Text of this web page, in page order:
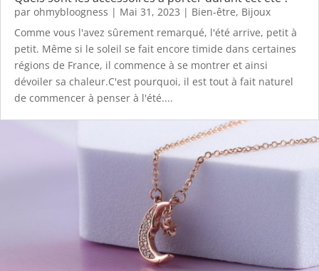
par ohmybloogness | Mai 31, 2023 | Bien-être, Bijoux
Comme vous l'avez sûrement remarqué, l'été arrive, petit à
petit. Même si le soleil se fait encore timide dans certaines
régions de France, il commence à se montrer et ainsi
dévoiler sa chaleur.C'est pourquoi, il est tout à fait naturel
de commencer à penser à l'été....